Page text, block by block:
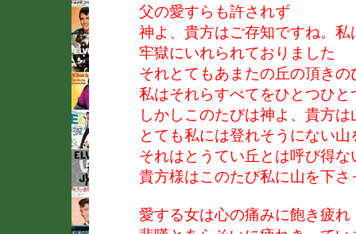
父の愛すらも許されず
神よ、貴方はご存知ですね。私
牢獄にいれられておりました
それとてもあまたの丘の頂きの
私はそれらすべてをひとつひと
しかしこのたびは神よ、貴方は
とても私には登れそうにない山
それはとうてい丘とは呼び得な
貴方様はこのたび私に山を下さ
愛する女は心の痛みに飽き疲れ